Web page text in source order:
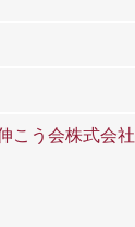
こう会株式会社